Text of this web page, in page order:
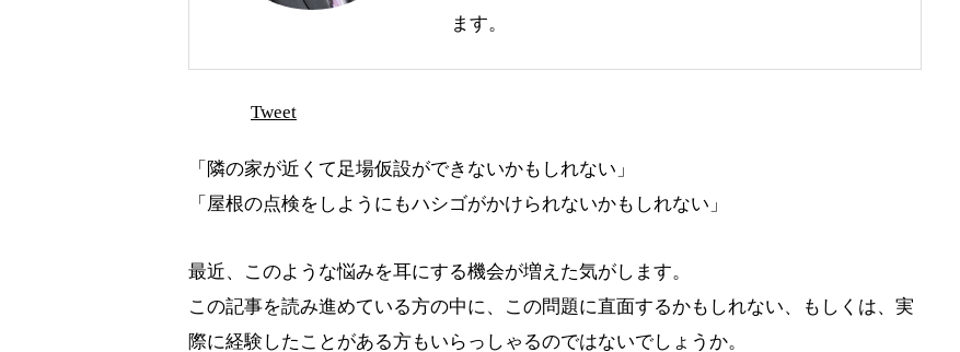
ます。
Tweet
「隣の家が近くて足場仮設ができないかもしれない」
「屋根の点検をしようにもハシゴがかけられないかもしれない」
最近、このような悩みを耳にする機会が増えた気がします。
この記事を読み進めている方の中に、この問題に直面するかもしれない、もしくは、実
際に経験したことがある方もいらっしゃるのではないでしょうか。